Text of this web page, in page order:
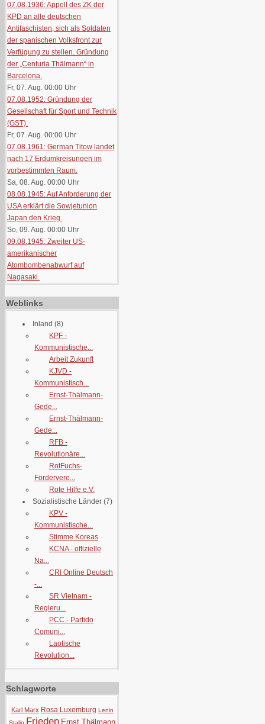
07.08.1936: Appell des ZK der
KPD an alle deutschen
Antifaschisten, sich als Soldaten
der spanischen Volksfront zur
Verfügung zu stellen. Gründung
der „Centuria Thälmann“ in
Barcelona.
Fr, 07. Aug. 00:00 Uhr
07.08.1952: Gründung der
Gesellschaft für Sport und Technik
(GST).
Fr, 07. Aug. 00:00 Uhr
07.08.1961: German Titow landet
nach 17 Erdumkreisungen im
vorbestimmten Raum.
Sa, 08. Aug. 00:00 Uhr
08.08.1945: Auf Anforderung der
USA erklärt die Sowjetunion
Japan den Krieg.
So, 09. Aug. 00:00 Uhr
09.08.1945: Zweiter US-
amerikanischer
Atombombenabwurf auf
Nagasaki.
Weblinks
Inland (8)
KPF -
Kommunistische...
Arbeit Zukunft
KJVD -
Kommunistisch...
Ernst-Thälmann-
Gede...
Ernst-Thälmann-
Gede...
RFB -
Revolutionäre...
RotFuchs-
Fördervere...
Rote Hilfe e.V.
Sozialistische Länder (7)
KPV -
Kommunistische...
Stimme Koreas
KCNA - offizielle
Na...
CRI Online Deutsch
-...
SR Vietnam -
Regieru...
PCC - Partido
Comuni...
Laotische
Revolution...
Schlagworte
Karl Marx Rosa Luxemburg Lenin
Stalin Frieden Ernst Thälmann